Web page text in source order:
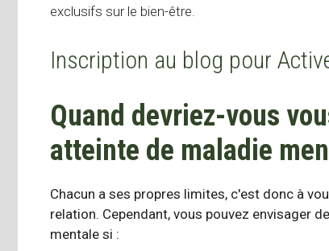
exclusifs sur le bien-être.
Inscription au blog pour
Quand devriez-vous
atteinte de maladie
Chacun a ses propres limites, c'est donc à
relation. Cependant, vous pouvez envisager
mentale si :